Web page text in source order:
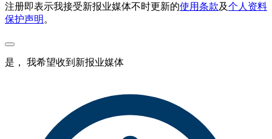
注册即表示我接受新报业媒体不时更新的使用条款及个人资料
保护声明 。
是， 我希望收到新报业媒体